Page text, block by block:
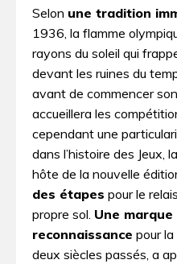
Selon une tradition
1936, la flamme
rayons du soleil qui
devant les ruines du
avant de commencer son
accueillera les
cependant une
dans l’histoire des Jeux,
hôte de la nouvelle
des étapes pour le
propre sol. Une marque
reconnaissance pour la
deux siècles passés, a